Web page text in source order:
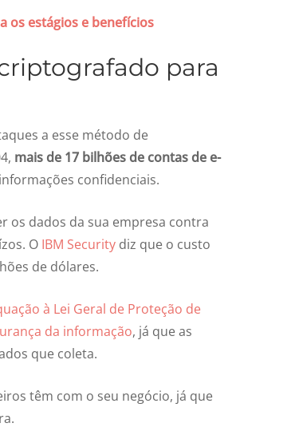
os estágios e benefícios
para
a esse método de
mais de 17 bilhões de contas de e-
confidenciais.
os dados da sua empresa contra
O IBM Security diz que o custo
de dólares.
à Lei Geral de Proteção de
da informação, já que as
que coleta.
têm com o seu negócio, já que